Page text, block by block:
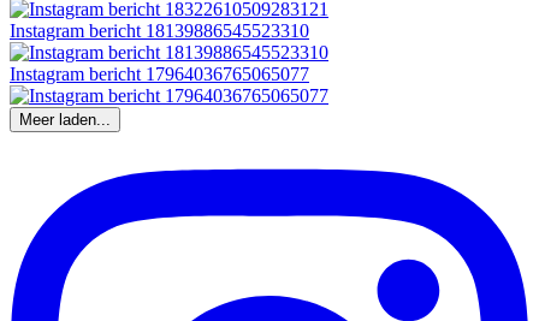
Instagram bericht 18139886545523310
Instagram bericht 17964036765065077
Meer laden...